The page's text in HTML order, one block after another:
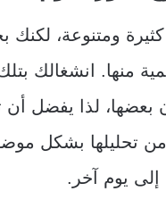
ومتنوعة، لكنك
منها. انشغالك
بعضها، لذا يفضل أن
من تحليلها بشكل
إلى يوم آخر.